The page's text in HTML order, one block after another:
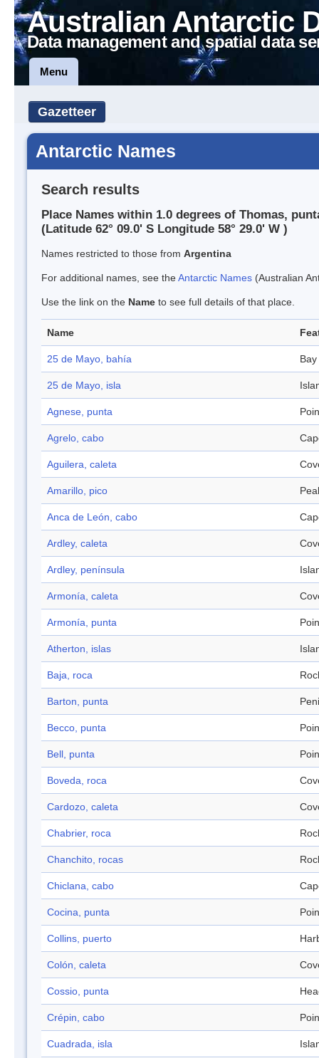
Australian Antarctic
Data management and spatial data
Menu
Gazetteer
Antarctic Names
Search results
Place Names within 1.0 degrees of Thomas,
(Latitude 62° 09.0' S Longitude 58° 29.0' W )
Names restricted to those from Argentina
For additional names, see theAntarctic Names (Australian
Use the link on the Name to see full details of that place.
Name
25 de Mayo, bahía Bay
25 de Mayo, isla
Agnese, punta
Agrelo, cabo
Aguilera, caleta
Amarillo, pico
Anca de León, cabo
Ardley, caleta
Ardley, península
Armonía, caleta
Armonía, punta
Atherton, islas
Baja, roca
Barton, punta
Becco, punta
Bell, punta
Boveda, roca
Cardozo, caleta
Chabrier, roca
Chanchito, rocas
Chiclana, cabo
Cocina, punta
Collins, puerto
Colón, caleta
Cossio, punta
Crépin, cabo
Cuadrada, isla